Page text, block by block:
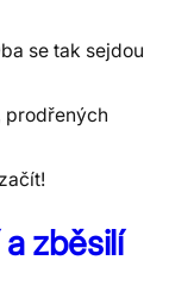
se tak sejdou
prodřených
zběsilí